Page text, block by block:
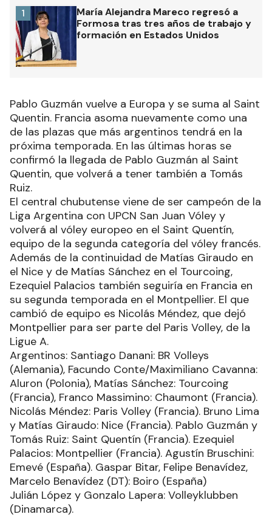
María Alejandra Mareco regresó a
Formosa tras tres años de trabajo y
formación en Estados Unidos
1
Pablo Guzmán vuelve a Europa y se suma al Saint
Quentin. Francia asoma nuevamente como una
de las plazas que más argentinos tendrá en la
próxima temporada. En las últimas horas se
confirmó la llegada de Pablo Guzmán al Saint
Quentin, que volverá a tener también a Tomás
Ruiz.
El central chubutense viene de ser campeón de la
Liga Argentina con UPCN San Juan Vóley y
volverá al vóley europeo en el Saint Quentín,
equipo de la segunda categoría del vóley francés.
Además de la continuidad de Matías Giraudo en
el Nice y de Matías Sánchez en el Tourcoing,
Ezequiel Palacios también seguiría en Francia en
su segunda temporada en el Montpellier. El que
cambió de equipo es Nicolás Méndez, que dejó
Montpellier para ser parte del Paris Volley, de la
Ligue A.
Argentinos: Santiago Danani: BR Volleys
(Alemania), Facundo Conte/Maximiliano Cavanna:
Aluron (Polonia), Matías Sánchez: Tourcoing
(Francia), Franco Massimino: Chaumont (Francia).
Nicolás Méndez: Paris Volley (Francia). Bruno Lima
y Matías Giraudo: Nice (Francia). Pablo Guzmán y
Tomás Ruiz: Saint Quentín (Francia). Ezequiel
Palacios: Montpellier (Francia). Agustín Bruschini:
Emevé (España). Gaspar Bitar, Felipe Benavídez,
Marcelo Benavídez (DT): Boiro (España)
Julián López y Gonzalo Lapera: Volleyklubben
(Dinamarca).